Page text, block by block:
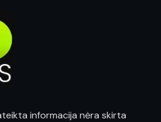
informacija nėra skirta